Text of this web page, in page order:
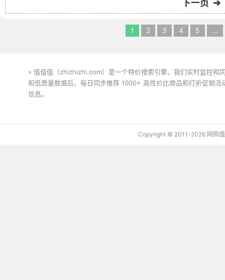
下一页 ➔
1 2 3 4 5 ...
» 值值值（zhizhizhi.com）是一个特价搜索引擎。我们实时监控和
和低质量数据后，每日同步推荐 1000+ 高性价比商品和打折促销
信息。
Copyright © 2011-2026 网购